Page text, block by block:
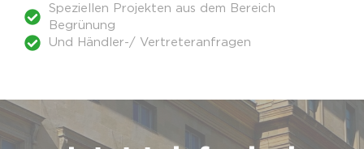
Speziellen Projekten aus dem Bereich
Begrünung
Und Händler-/ Vertreteranfragen